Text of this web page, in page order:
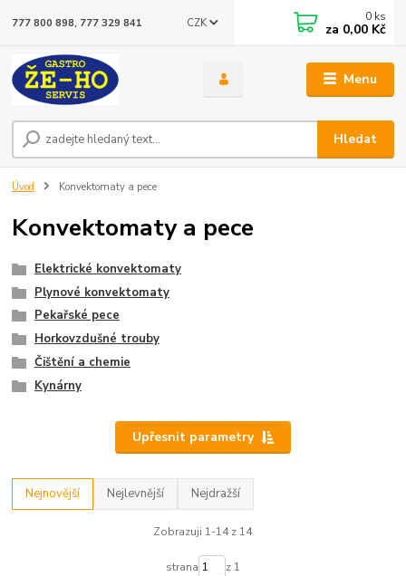
Menu
CZK
Hledat
777 800 898, 777 329 841 0 ks
za 0,00 Kč
Úvod Konvektomaty a pece
Konvektomaty a pece
Elektrické konvektomaty
Plynové konvektomaty
Pekařské pece
Horkovzdušné trouby
Čištění a chemie
Kynárny
Upřesnit parametry
Nejnovější Nejlevnější Nejdražší
Zobrazuji 1-14 z 14
strana z 1